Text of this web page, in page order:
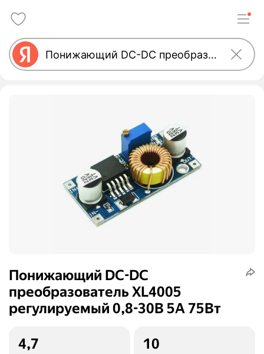
Понижающий DC-DC
преобразователь XL4005
регулируемый 0,8-30В 5А 75Вт
4,7 10